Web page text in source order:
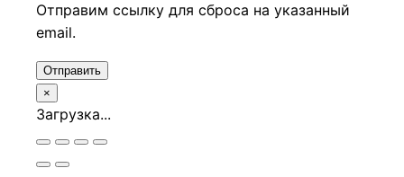
Отправим ссылку для сброса на указанный
email.
Отправить
×
Загрузка...